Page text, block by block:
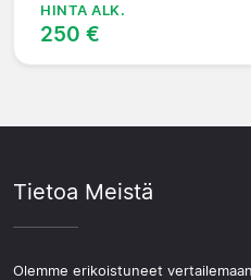
HINTA ALK.
250 €
Tietoa Meistä
Olemme erikoistuneet